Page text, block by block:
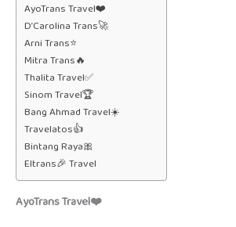
AyoTrans Travel❤️
D’Carolina Trans🚀
Arni Trans⭐
Mitra Trans🔥
Thalita Travel✅
Sinom Travel🏆
Bang Ahmad Travel☀️
Travelatos👍
Bintang Raya🎀
Eltrans🎉 Travel
AyoTrans Travel❤️